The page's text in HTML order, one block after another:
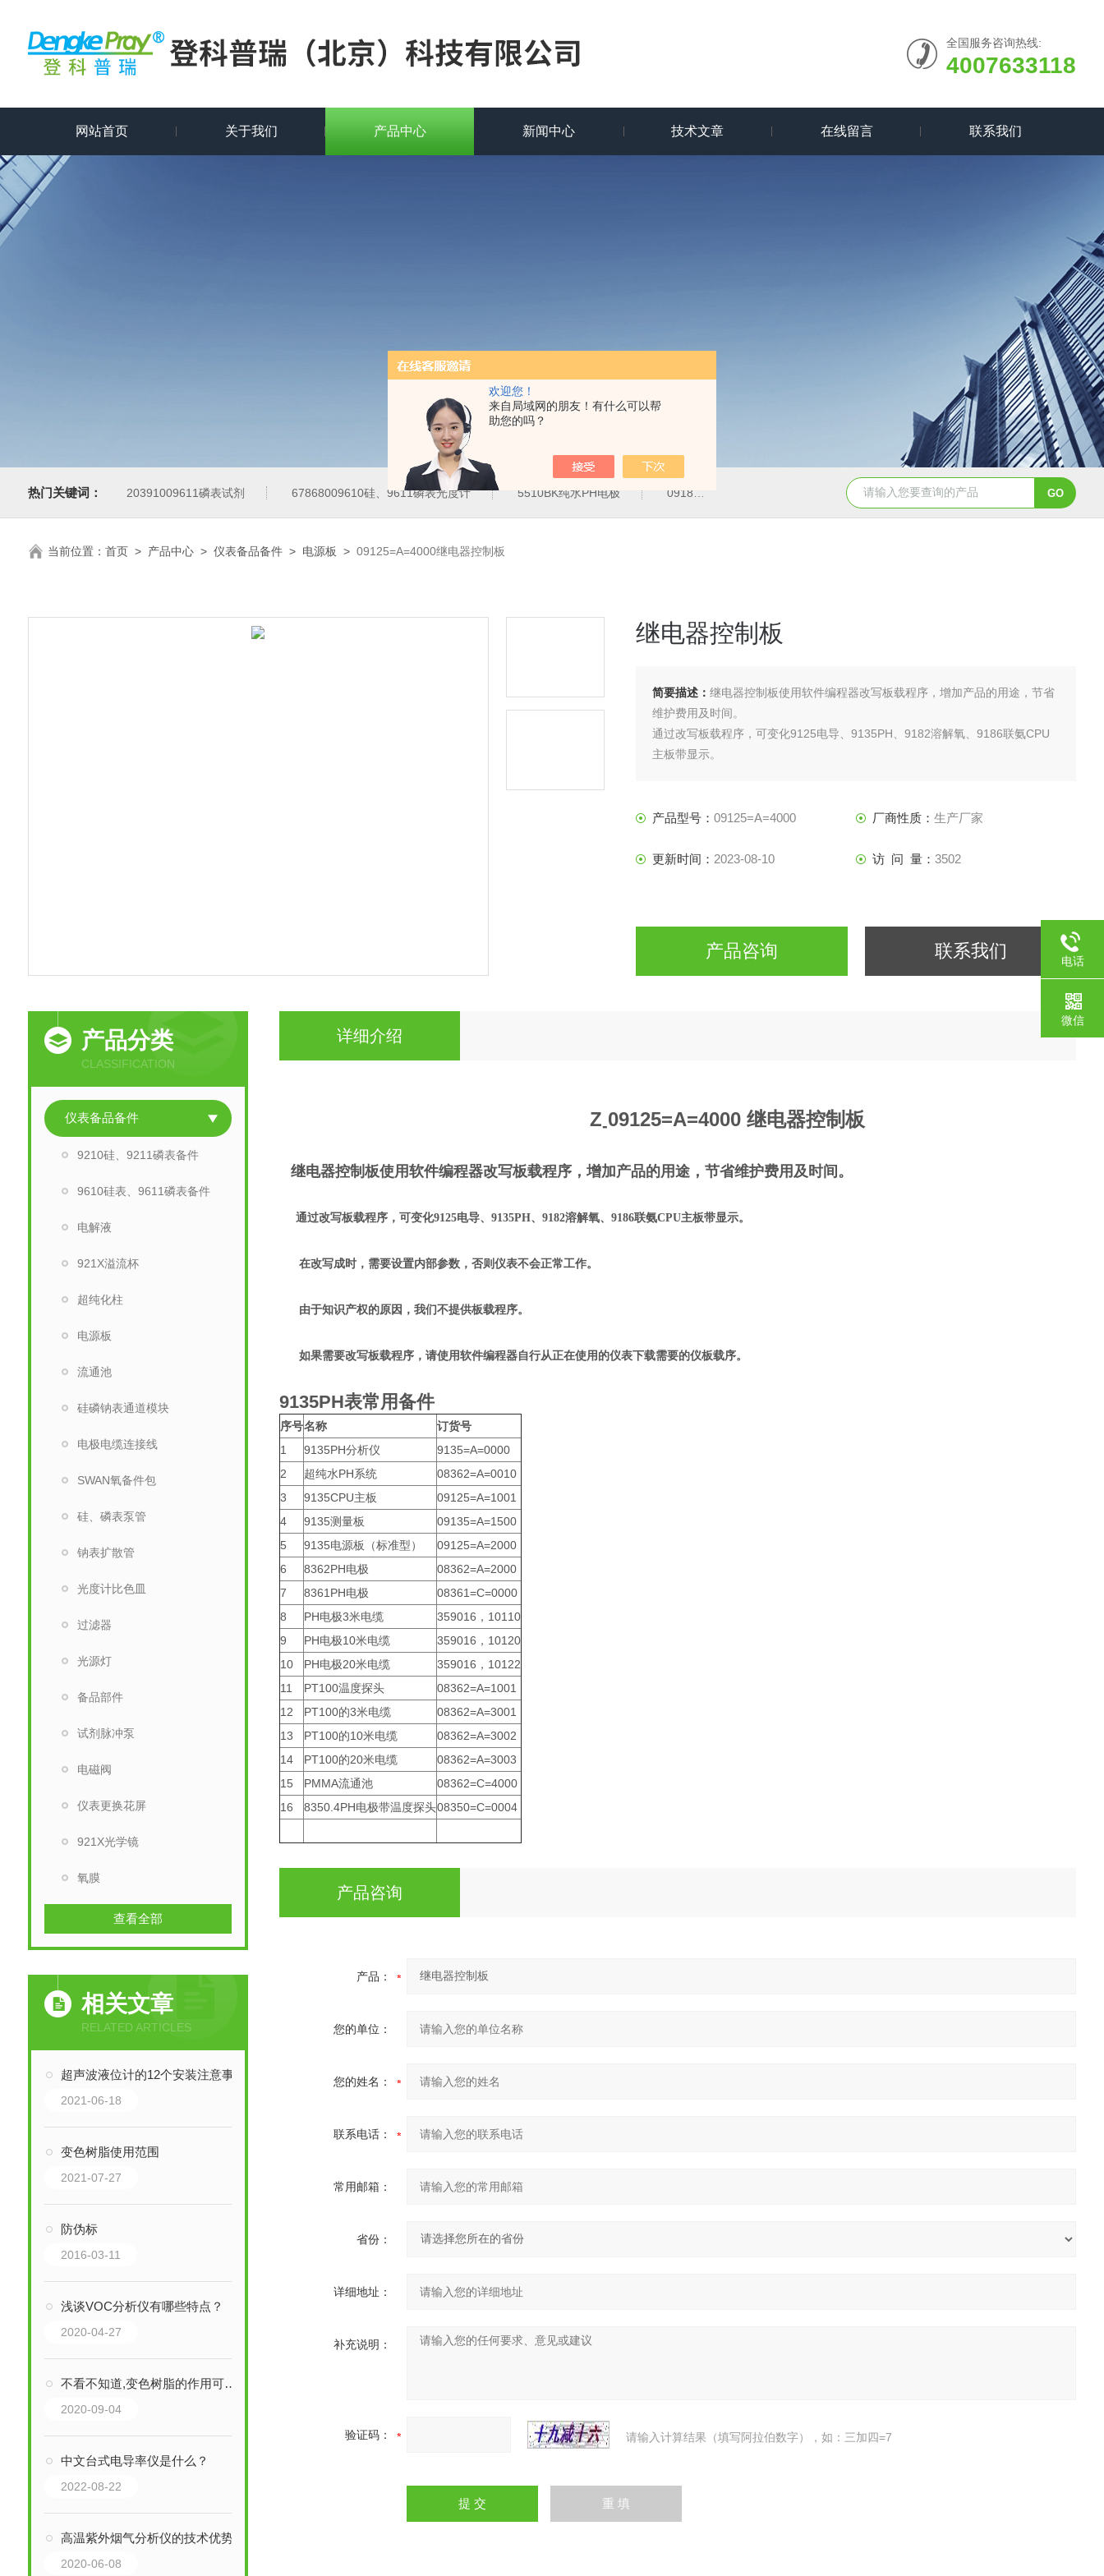
欢迎您！
来自局域网的朋友！有什么可以帮
助您的吗？
全国服务咨询热线:
4007633118
网站首页 关于我们 产品中心 新闻中心 技术文章 在线留言 联系我们
热门关键词： 20391009611磷表试剂 67868009610硅、9611磷表光度计 5510BK纯水PH电极 09185=A=3500微量溶解氧膜 88.198.019在线硅表试剂 DKPX电极
当前位置： 首页> 产品中心> 仪表备品备件> 电源板 > 09125=A=4000继电器控制板
继电器控制板
简要描述：继电器控制板使用软件编程器改写板载程序，增加产品的用途，节省
维护费用及时间。
通过改写板载程序，可变化9125电导、9135PH、9182溶解氧、9186联氨CPU
主板带显示。
如果需要改写板载程序，请使用软件编程器自行从正在使用的仪表下载需要的仪
产品型号：09125=A=4000 厂商性质：生产厂家
更新时间： 2023-08-10 访 问 量：3502
产品咨询 联系我们
产品分类
CLASSIFICATION
仪表备品备件
9210硅、9211磷表备件
9610硅表、9611磷表备件
电解液
921X溢流杯
超纯化柱
电源板
流通池
硅磷钠表通道模块
电极电缆连接线
SWAN氧备件包
硅、磷表泵管
钠表扩散管
光度计比色皿
过滤器
光源灯
备品部件
试剂脉冲泵
电磁阀
仪表更换花屏
921X光学镜
氧膜
查看全部
相关文章
RELATED ARTICLES
超声波液位计的12个安装注意事项
2021-06-18
变色树脂使用范围
2021-07-27
防伪标
2016-03-11
浅谈VOC分析仪有哪些特点？
2020-04-27
不看不知道,变色树脂的作用可真大
2020-09-04
中文台式电导率仪是什么？
2022-08-22
高温紫外烟气分析仪的技术优势
2020-06-08
详细介绍
Z-09125=A=4000 继电器控制板
继电器控制板使用软件编程器改写板载程序，增加产品的用途，节省维护费用及时间。
通过改写板载程序，可变化9125电导、9135PH、9182溶解氧、9186联氨CPU主板带显示。
在改写成时，需要设置内部参数，否则仪表不会正常工作。
由于知识产权的原因，我们不提供板载程序。
如果需要改写板载程序，请使用软件编程器自行从正在使用的仪表下载需要的仪板载序。
9135PH表常用备件
序号名称
订货号
1
9135PH分析仪
9135=A=0000
2
超纯水PH系统
08362=A=0010
3
9135CPU主板
09125=A=1001
4
9135测量板
09135=A=1500
5
9135电源板（标准型）
09125=A=2000
6
8362PH电极
08362=A=2000
7
8361PH电极
08361=C=0000
8
PH电极3米电缆
359016，10110
9
PH电极10米电缆
359016，10120
10
PH电极20米电缆
359016，10122
11
PT100温度探头
08362=A=1001
12
PT100的3米电缆
08362=A=3001
13
PT100的10米电缆
08362=A=3002
14
PT100的20米电缆
08362=A=3003
15
PMMA流通池
08362=C=4000
16
8350.4PH电极带温度探头08350=C=0004
产品咨询
产品：
您的单位：
您的姓名：
联系电话：
常用邮箱：
省份：
详细地址：
补充说明：
验证码： 请输入计算结果（填写阿拉伯数字），如：三加四=7
电话
微信